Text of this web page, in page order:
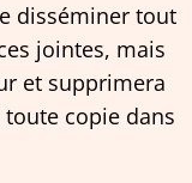
disséminer tout
jointes, mais
et supprimera
copie dans